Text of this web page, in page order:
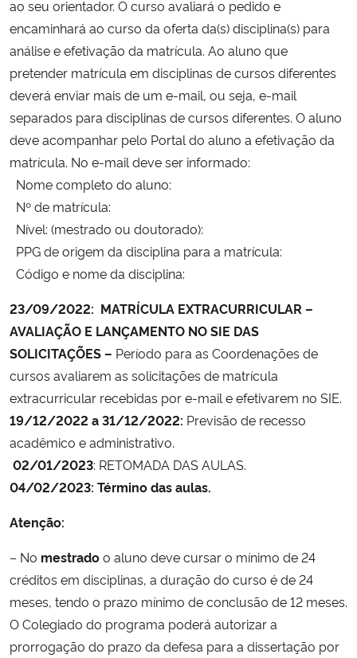
ao seu orientador. O curso avaliará o pedido e
encaminhará ao curso da oferta da(s) disciplina(s) para
análise e efetivação da matrícula. Ao aluno que
pretender matrícula em disciplinas de cursos diferentes
deverá enviar mais de um e-mail, ou seja, e-mail
separados para disciplinas de cursos diferentes. O aluno
deve acompanhar pelo Portal do aluno a efetivação da
matrícula. No e-mail deve ser informado:
Nome completo do aluno:
Nº de matrícula:
Nível: (mestrado ou doutorado):
PPG de origem da disciplina para a matrícula:
Código e nome da disciplina:
23/09/2022: MATRÍCULA EXTRACURRICULAR –
AVALIAÇÃO E LANÇAMENTO NO SIE DAS
SOLICITAÇÕES – Período para as Coordenações de
cursos avaliarem as solicitações de matrícula
extracurricular recebidas por e-mail e efetivarem no SIE.
19/12/2022 a 31/12/2022: Previsão de recesso
acadêmico e administrativo.
02/01/2023: RETOMADA DAS AULAS.
04/02/2023: Término das aulas.
Atenção:
– No mestradoo aluno deve cursar o mínimo de 24
créditos em disciplinas, a duração do curso é de 24
meses, tendo o prazo mínimo de conclusão de 12 meses.
O Colegiado do programa poderá autorizar a
prorrogação do prazo da defesa para a dissertação por